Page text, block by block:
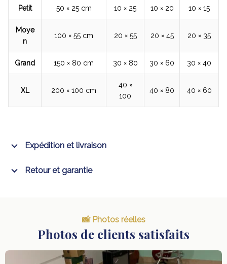
Petit 50 × 25 cm 10 × 25 10 × 20 10 × 15
Moye
n
100 × 55 cm 20 × 55 20 × 45 20 × 35
Grand 150 × 80 cm 30 × 80 30 × 60 30 × 40
XL 200 × 100 cm
40 ×
100
40 × 80 40 × 60
Expédition et livraison
Retour et garantie
📸 Photos réelles
Photos de clients satisfaits